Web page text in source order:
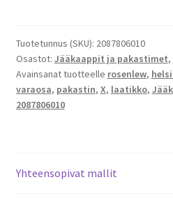
Tuotetunnus (SKU): 2087806010
Osastot: Jääkaappit ja pakastimet,
Avainsanat tuotteelle rosenlew,
varaosa, pakastin, X, laatikko,
2087806010
Yhteensopivat mallit